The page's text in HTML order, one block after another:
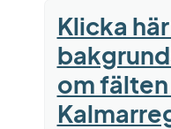
Klicka
om fälten